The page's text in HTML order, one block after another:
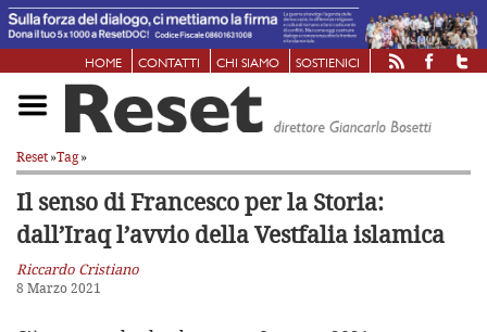
HOME CONTATTI CHI SIAMO SOSTIENICI
Reset»Tag»
Il senso di Francesco per la Storia:
dall’Iraq l’avvio della Vestfalia islamica
Riccardo Cristiano
8 Marzo 2021